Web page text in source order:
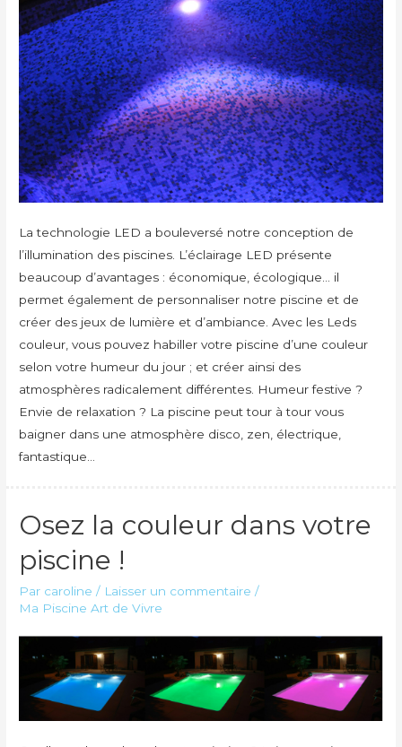
La technologie LED a bouleversé notre conception de
l’illumination des piscines. L’éclairage LED présente
beaucoup d’avantages : économique, écologique… il
permet également de personnaliser notre piscine et de
créer des jeux de lumière et d’ambiance. Avec les Leds
couleur, vous pouvez habiller votre piscine d’une couleur
selon votre humeur du jour ; et créer ainsi des
atmosphères radicalement différentes. Humeur festive ?
Envie de relaxation ? La piscine peut tour à tour vous
baigner dans une atmosphère disco, zen, électrique,
fantastique…
Osez la couleur dans votre
piscine !
Par caroline / Laisser un commentaire /
Ma Piscine Art de Vivre